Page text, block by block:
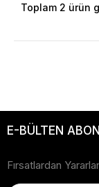
Toplam 2 ürün
E-BÜLTEN
Fırsatlardan